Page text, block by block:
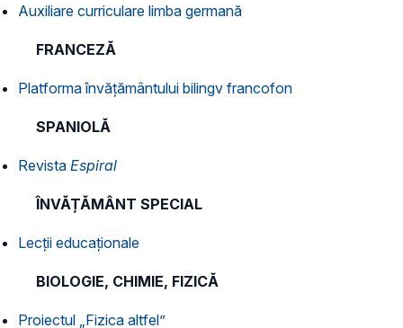
Auxiliare curriculare limba germană
FRANCEZĂ
Platforma învăţământului bilingv francofon
SPANIOLĂ
Revista Espiral
ÎNVĂȚĂMÂNT SPECIAL
Lecții educaționale
BIOLOGIE, CHIMIE, FIZICĂ
Proiectul „Fizica altfel”